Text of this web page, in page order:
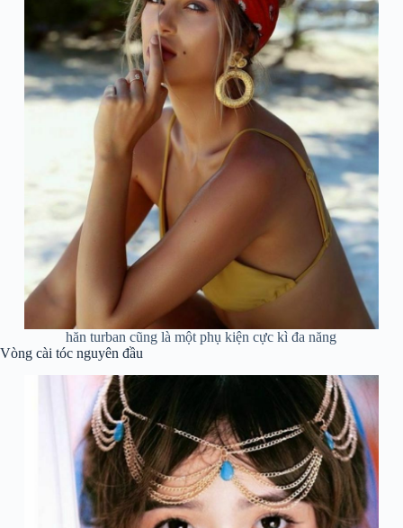
hăn turban cũng là một phụ kiện cực kì đa năng
Vòng cài tóc nguyên đầu